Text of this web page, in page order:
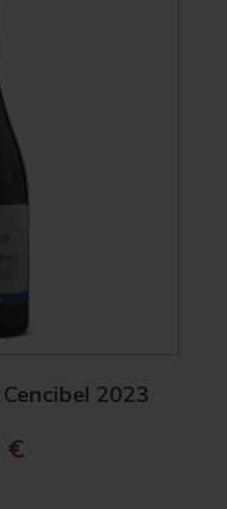
2023
€